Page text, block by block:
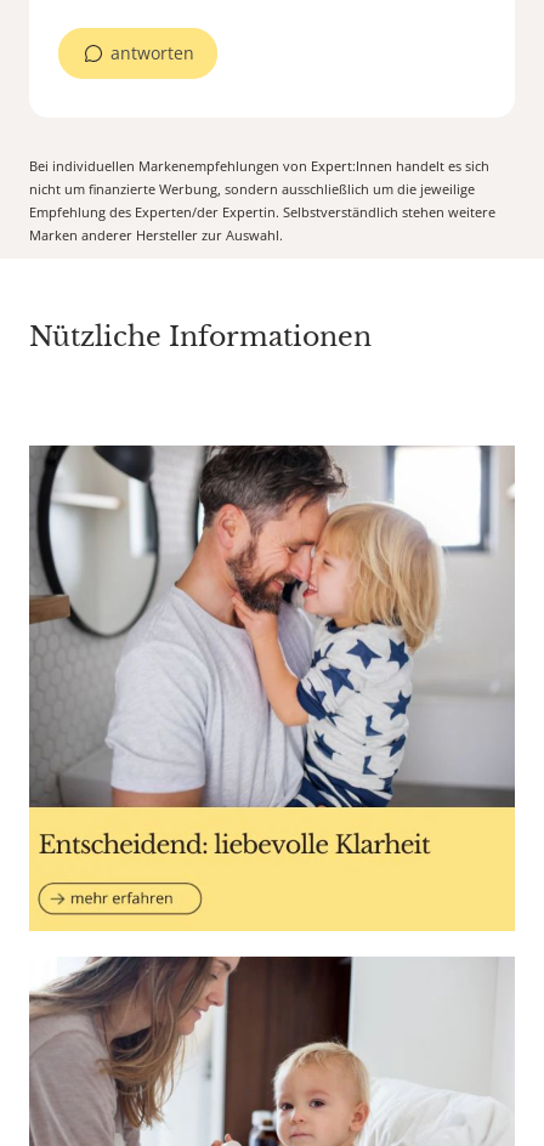
antworten
Bei individuellen Markenempfehlungen von Expert:Innen handelt es sich
nicht um finanzierte Werbung, sondern ausschließlich um die jeweilige
Empfehlung des Experten/der Expertin. Selbstverständlich stehen weitere
Marken anderer Hersteller zur Auswahl.
Nützliche Informationen